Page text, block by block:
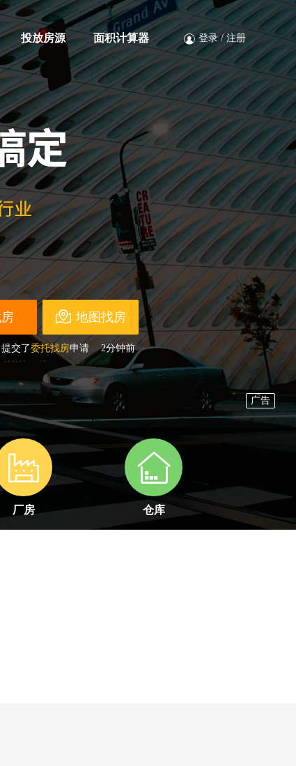
投放房源 面积计算器 登录/ 注册
地图找房
提交了委托找房申请
2分钟前
开通了 经纪人 账户
刚刚
交了委托找房申请
1分钟前
经纪人 账户
刚刚
通了经纪人
通了业主/开发商账户
刚刚
通了 经纪人
刚刚
开通了开发商
4分钟前
通了经纪人 账户
刚刚
开通了经纪人
厂房 仓库